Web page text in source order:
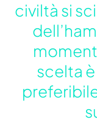
civiltà si
scelta